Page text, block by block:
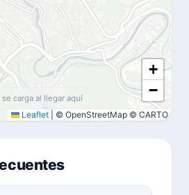
+
−
Leaflet © OpenStreetMap © CARTO
se carga al llegar aquí